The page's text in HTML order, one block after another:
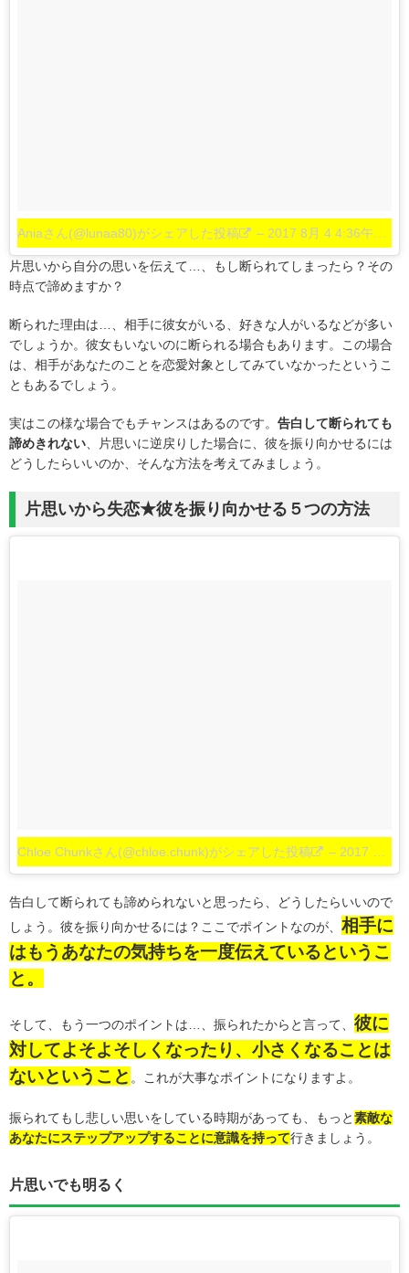
Aniaさん(@lunaa80)がシェアした投稿 – 2017 8月 4 4:36午前 PDT
片思いから自分の思いを伝えて…、もし断られてしまったら？その
時点で諦めますか？
断られた理由は…、相手に彼女がいる、好きな人がいるなどが多い
でしょうか。彼女もいないのに断られる場合もあります。この場合
は、相手があなたのことを恋愛対象としてみていなかったというこ
ともあるでしょう。
実はこの様な場合でもチャンスはあるのです。 告白して断られても
諦めきれない 、片思いに逆戻りした場合に、彼を振り向かせるには
どうしたらいいのか、そんな方法を考えてみましょう。
片思いから失恋★彼を振り向かせる５つの方法
Chloe Chunkさん(@chloe.chunk)がシェアした投稿 – 2017 9月 20 10:42午後 PDT
告白して断られても諦められないと思ったら、どうしたらいいので
しょう。彼を振り向かせるには？ここでポイントなのが、 相手に
はもうあなたの気持ちを一度伝えているというこ
と。
そして、もう一つのポイントは…、振られたからと言って、 彼に
対してよそよそしくなったり、小さくなることは
ないということ 。これが大事なポイントになりますよ。
振られてもし悲しい思いをしている時期があっても、もっと素敵な
あなたにステップアップすることに意識を持って行きましょう。
片思いでも明るく